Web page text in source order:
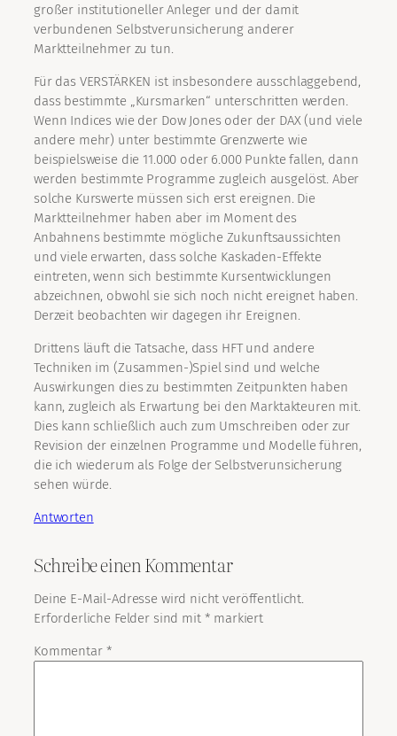
großer institutioneller Anleger und der damit
verbundenen Selbstverunsicherung anderer
Marktteilnehmer zu tun.
Für das VERSTÄRKEN ist insbesondere ausschlaggebend,
dass bestimmte „Kursmarken“ unterschritten werden.
Wenn Indices wie der Dow Jones oder der DAX (und viele
andere mehr) unter bestimmte Grenzwerte wie
beispielsweise die 11.000 oder 6.000 Punkte fallen, dann
werden bestimmte Programme zugleich ausgelöst. Aber
solche Kurswerte müssen sich erst ereignen. Die
Marktteilnehmer haben aber im Moment des
Anbahnens bestimmte mögliche Zukunftsaussichten
und viele erwarten, dass solche Kaskaden-Effekte
eintreten, wenn sich bestimmte Kursentwicklungen
abzeichnen, obwohl sie sich noch nicht ereignet haben.
Derzeit beobachten wir dagegen ihr Ereignen.
Drittens läuft die Tatsache, dass HFT und andere
Techniken im (Zusammen-)Spiel sind und welche
Auswirkungen dies zu bestimmten Zeitpunkten haben
kann, zugleich als Erwartung bei den Marktakteuren mit.
Dies kann schließlich auch zum Umschreiben oder zur
Revision der einzelnen Programme und Modelle führen,
die ich wiederum als Folge der Selbstverunsicherung
sehen würde.
Antworten
Schreibe einen Kommentar
Deine E-Mail-Adresse wird nicht veröffentlicht.
Erforderliche Felder sind mit * markiert
Kommentar *